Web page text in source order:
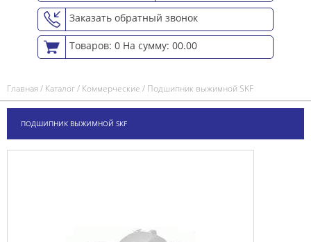
Заказать обратный звонок
Товаров: 0 На сумму: 00.00
Главная/ Каталог/ Коммерческие / Подшипник выжимной SKF
ПОДШИПНИК ВЫЖИМНОЙ SKF